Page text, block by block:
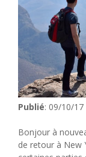
Publié: 09/10/
Bonjour à
de retour à New